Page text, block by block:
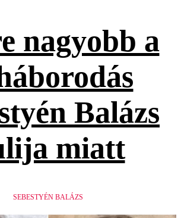
nagyobb a
Balázs
miatt
SEBESTYÉN BALÁZS